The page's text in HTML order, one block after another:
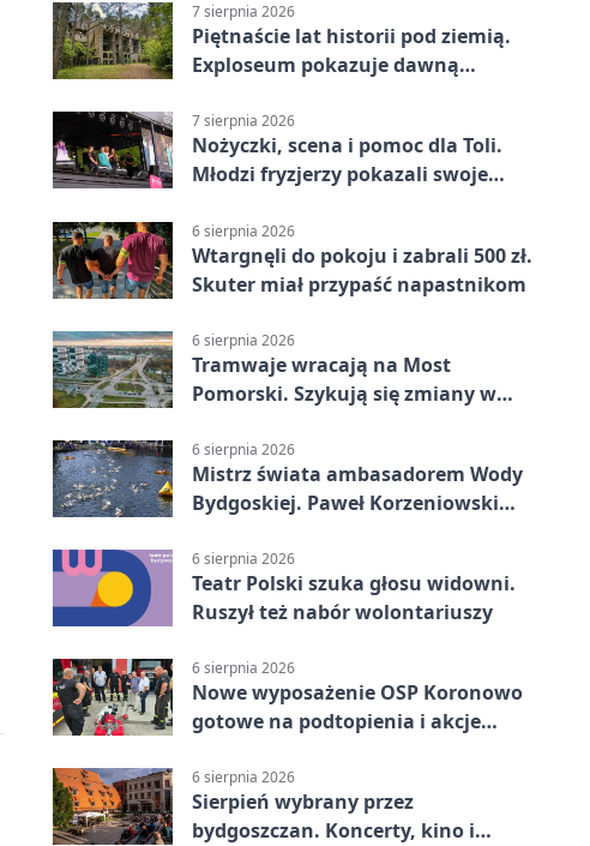
7 sierpnia 2026
Piętnaście lat historii pod ziemią.
Exploseum pokazuje dawną
7 sierpnia 2026
Nożyczki, scena i pomoc dla Toli.
Młodzi fryzjerzy pokazali swoje
6 sierpnia 2026
Wtargnęli do pokoju i zabrali 500 zł.
Skuter miał przypaść napastnikom
6 sierpnia 2026
Tramwaje wracają na Most
Pomorski. Szykują się zmiany w
6 sierpnia 2026
Mistrz świata ambasadorem Wody
Bydgoskiej. Paweł Korzeniowski
6 sierpnia 2026
Teatr Polski szuka głosu widowni.
Ruszył też nabór wolontariuszy
6 sierpnia 2026
Nowe wyposażenie OSP Koronowo
gotowe na podtopienia i akcje
6 sierpnia 2026
Sierpień wybrany przez
bydgoszczan. Koncerty, kino i